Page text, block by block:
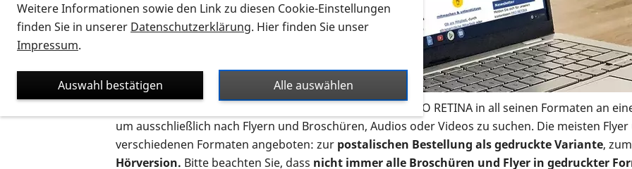
Alle Infomaterialien in verschiedenen Formaten an
Sie möchten wissen, wie Sie nach Infonmaterial suchen und dieses bestellen bzw. herunterladen
Erklärvideos zum Thema Infomaterial auf der PRO RETINA-Website für blinde und
Auf dieser Seite finden Sie sämtliches Infomaterial der PRO RETINA in all seinen Formaten an
um ausschließlich nach Flyern und Broschüren, Audios oder Videos zu suchen. Die meisten
verschiedenen Formaten angeboten: zur postalischen Bestellung als gedruckte Variante,
Hörversion. Bitte beachten Sie, dass nicht immer alle Broschüren und Flyer in gedruckter
Weitere Informationen sowie den Link zu diesen Cookie-Einstellungen
finden Sie in unserer Datenschutzerklärung. Hier finden Sie unser
Impressum.
Alle auswählen
Auswahl bestätigen